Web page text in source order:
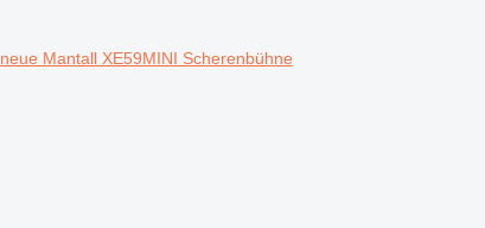
neue Mantall XE59MINI Scherenbühne